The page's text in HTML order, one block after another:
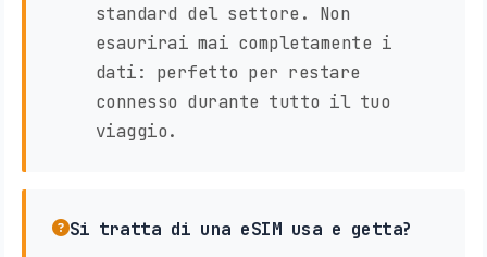
standard del settore. Non
esaurirai mai completamente i
dati: perfetto per restare
connesso durante tutto il tuo
viaggio.
Si tratta di una eSIM usa e getta?